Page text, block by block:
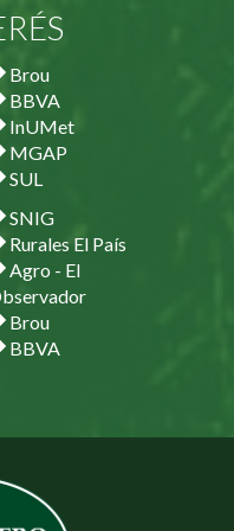
Brou
BBVA
InUMet
MGAP
SUL
SNIG
Rurales El País
Agro - El
Brou
BBVA